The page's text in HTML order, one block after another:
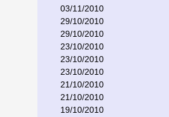
03/11/2010
29/10/2010
29/10/2010
23/10/2010
23/10/2010
23/10/2010
21/10/2010
21/10/2010
19/10/2010